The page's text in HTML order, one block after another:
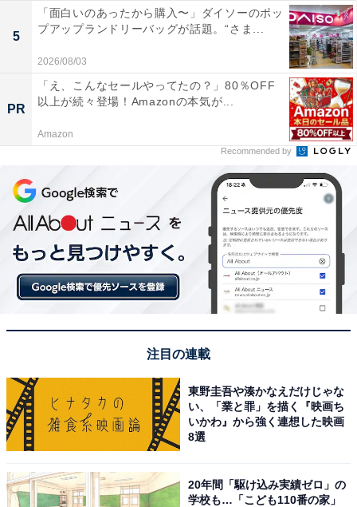
「かまぶろ温泉」は天然温泉と充実のリラクゼー
5
「面白いのあったから購入〜」ダイソーのポッ
プアップランドリーバッグが話題。“さま...
2026/08/03
PR
「え、こんなセールやってたの？」80％OFF
以上が続々登場！Amazonの本気が...
Amazon
Recommended by
注目の連載
東野圭吾や湊かなえだけじゃな
い、「業と罪」を描く『映画ち
いかわ』から強く連想した映画
8選
20年間「駆け込み実績ゼロ」の
学校も…「こども110番の家」